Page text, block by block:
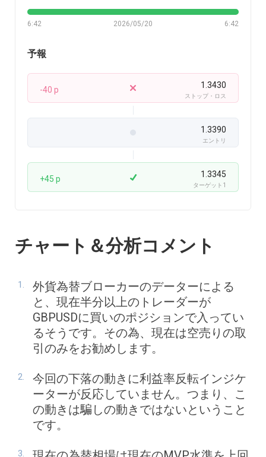
6:42 6:42
2026/05/20
予報
-40 p 1.3430
ストップ・ロス
1.3390
エントリ
+45 p 1.3345
ターゲット1
チャート＆分析コメント
外貨為替ブローカーのデーターによる
と、現在半分以上のトレーダーが
GBPUSDに買いのポジションで入ってい
るそうです。その為、現在は空売りの取
引のみをお勧めします。
今回の下落の動きに利益率反転インジケ
ーターが反応していません。つまり、こ
の動きは騙しの動きではないということ
です。